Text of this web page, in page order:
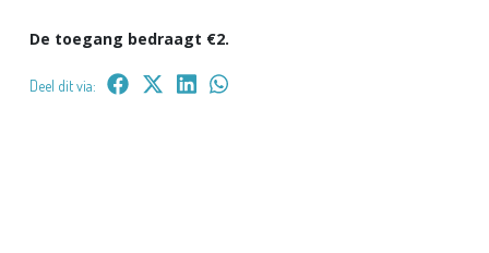
De toegang bedraagt €2.
Deel dit via: